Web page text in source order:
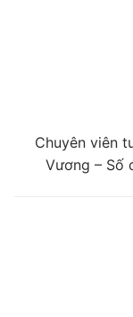
Chuyên viên
Vương – Số